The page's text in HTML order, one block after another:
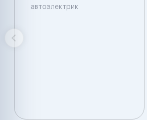
автоэлектрик